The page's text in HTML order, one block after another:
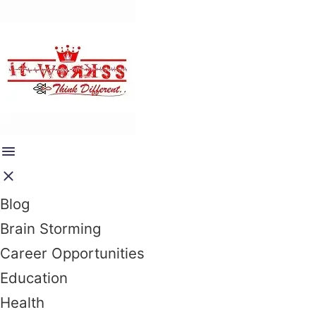
Blog
Brain Storming
Career Opportunities
Education
Health